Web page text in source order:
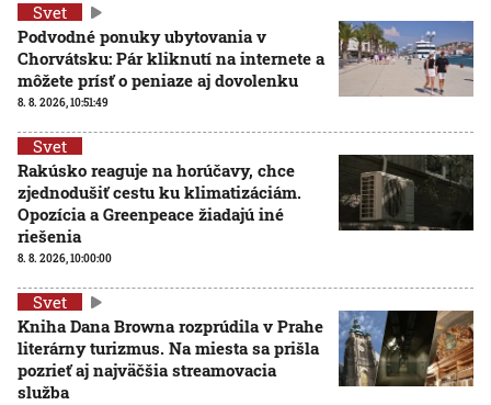
Svet
Podvodné ponuky ubytovania v
Chorvátsku: Pár kliknutí na internete a
môžete prísť o peniaze aj dovolenku
8. 8. 2026, 10:51:49
Svet
Rakúsko reaguje na horúčavy, chce
zjednodušiť cestu ku klimatizáciám.
Opozícia a Greenpeace žiadajú iné
riešenia
8. 8. 2026, 10:00:00
Svet
Kniha Dana Browna rozprúdila v Prahe
literárny turizmus. Na miesta sa prišla
pozrieť aj najväčšia streamovacia
služba